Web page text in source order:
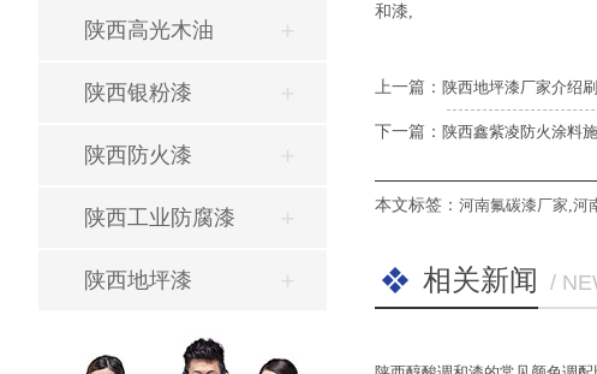
陕西高光木油
陕西银粉漆
陕西防火漆
陕西工业防腐漆
陕西地坪漆
和漆,
上一篇： 陕西地坪漆厂家介绍
下一篇： 陕西鑫紫凌防火涂料
本文标签： 河南氟碳漆厂家 河
相关新闻 /